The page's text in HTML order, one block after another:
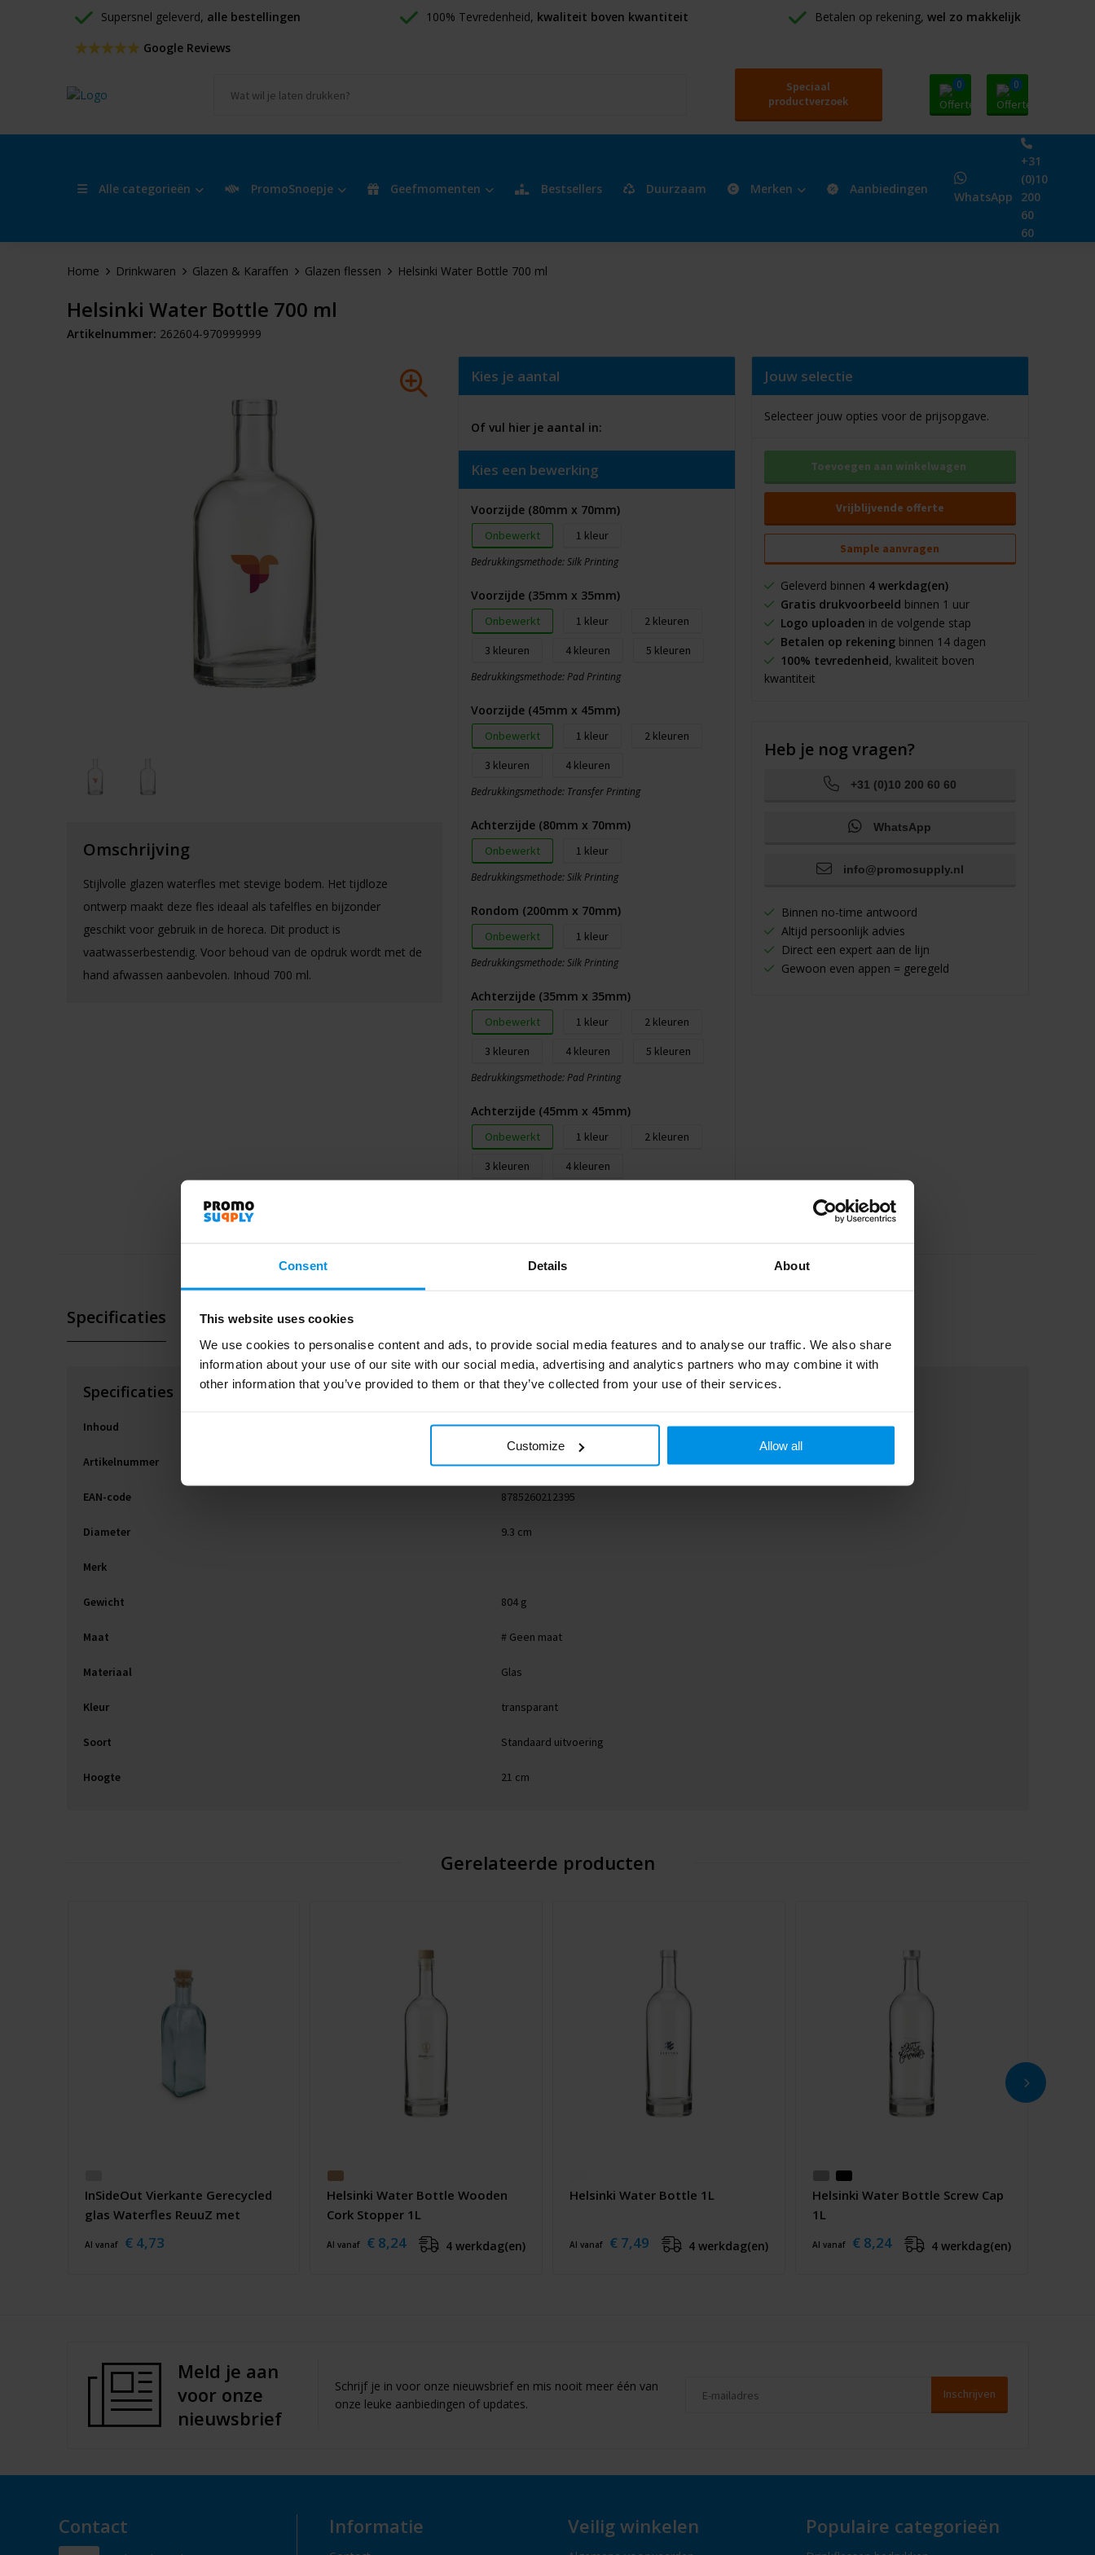
Consent Details About
This website uses cookies
We use cookies to personalise content and ads, to provide social media features and to analyse our traffic. We also share
information about your use of our site with our social media, advertising and analytics partners who may combine it with
other information that you’ve provided to them or that they’ve collected from your use of their services.
Customize Allow all
Supersnel geleverd, alle bestellingen 100% Tevredenheid, kwaliteit boven kwantiteit Betalen op rekening, wel zo makkelijk
Google Reviews
Speciaal
productverzoek
0 0
Alle categorieën PromoSnoepje Geefmomenten Bestsellers Duurzaam Merken Aanbiedingen
WhatsApp
+31
(0)10
200
60
60
Home Drinkwaren Glazen & Karaffen Glazen flessen Helsinki Water Bottle 700 ml
Helsinki Water Bottle 700 ml
Artikelnummer: 262604-970999999
Omschrijving
Stijlvolle glazen waterfles met stevige bodem. Het tijdloze
ontwerp maakt deze fles ideaal als tafelfles en bijzonder
geschikt voor gebruik in de horeca. Dit product is
vaatwasserbestendig. Voor behoud van de opdruk wordt met de
hand afwassen aanbevolen. Inhoud 700 ml.
Kies je aantal
Of vul hier je aantal in:
Kies een bewerking
Voorzijde (80mm x 70mm)
Onbewerkt 1
Bedrukkingsmethode: Silk Printing
Voorzijde (35mm x 35mm)
Onbewerkt 1
2
3
4 5
Bedrukkingsmethode: Pad Printing
Voorzijde (45mm x 45mm)
Onbewerkt 1
2
3
4
Bedrukkingsmethode: Transfer Printing
Achterzijde (80mm x 70mm)
Onbewerkt 1
Bedrukkingsmethode: Silk Printing
Rondom (200mm x 70mm)
Onbewerkt 1
Bedrukkingsmethode: Silk Printing
Achterzijde (35mm x 35mm)
Onbewerkt 1
2
3
4 5
Bedrukkingsmethode: Pad Printing
Achterzijde (45mm x 45mm)
Onbewerkt 1
2
3
4
Jouw selectie
Selecteer jouw opties voor de prijsopgave.
Toevoegen aan winkelwagen
Vrijblijvende offerte
Sample aanvragen
Geleverd binnen 4 werkdag(en)
Gratis drukvoorbeeld binnen 1 uur
Logo uploaden in de volgende stap
Betalen op rekeningbinnen 14 dagen
100% tevredenheid, kwaliteit boven
kwantiteit
Heb je nog vragen?
+31 (0)10 200 60 60
WhatsApp
info@promosupply.nl
Binnen no-time antwoord
Altijd persoonlijk advies
Direct een expert aan de lijn
Gewoon even appen = geregeld
Specificaties
Specificaties
Inhoud 1426.5108
Artikelnummer 262604-970999999
EAN-code 8785260212395
Diameter 9.3 cm
Merk
Gewicht 804 g
Maat # Geen maat
Materiaal Glas
Kleur transparant
Soort Standaard uitvoering
Hoogte 21 cm
Gerelateerde producten
InSideOut Vierkante Gerecycled
glas Waterfles ReuuZ met
Al vanaf € 4,73
Helsinki Water Bottle Wooden
Cork Stopper 1L
Al vanaf € 8,24 4 werkdag(en)
Helsinki Water Bottle 1L
Al vanaf € 7,49 4 werkdag(en)
Helsinki Water Bottle Screw Cap
1L
Al vanaf € 8,24 4 werkdag(en)
Meld je aan
voor onze
nieuwsbrief
Schrijf je in voor onze nieuwsbrief en mis nooit meer één van
onze leuke aanbiedingen of updates.
Contact Informatie Veilig winkelen Populaire categorieën